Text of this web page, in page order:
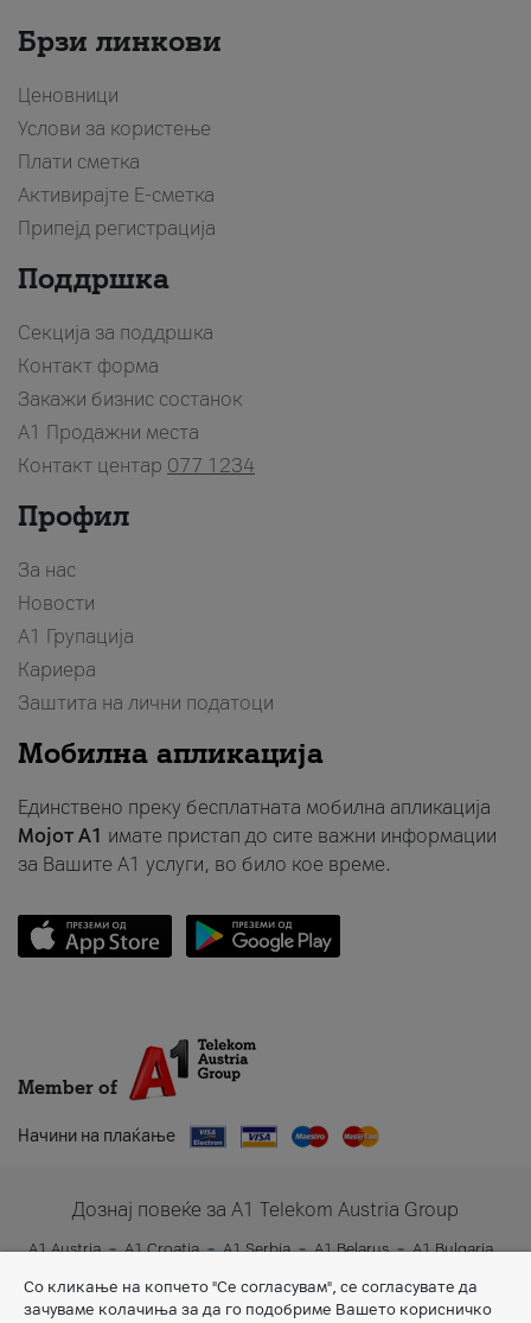
Брзи линкови
Ценовници
Услови за користење
Плати сметка
Активирајте Е-сметка
Припејд регистрација
Поддршка
Секција за поддршка
Контакт форма
Закажи бизнис состанок
A1 Продажни места
Контакт центар 077 1234
Профил
За нас
Новости
А1 Групација
Кариера
Заштита на лични податоци
Мобилна апликација
Единствено преку бесплатната мобилна апликација
Мојот A1 имате пристап до сите важни информации
за Вашите A1 услуги, во било кое време.
Member of
Начини на плаќање
Дознај повеќе за A1 Telekom Austria Group
A1 Austria A1 Croatia A1 Serbia A1 Belarus
A1 Bulgaria
A1 Slovenia
A1 Digital
Со кликање на копчето "Се согласувам", се согласувате да
зачуваме колачиња за да го подобриме Вашето корисничко